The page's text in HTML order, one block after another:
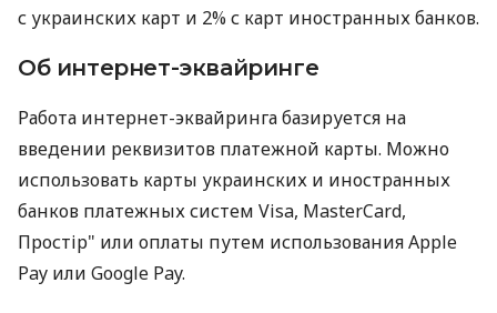
с украинских карт и 2% с карт иностранных банков.
Об интернет-эквайринге
Работа интернет-эквайринга базируется на
введении реквизитов платежной карты. Можно
использовать карты украинских и иностранных
банков платежных систем Visa, MasterCard,
Простір" или оплаты путем использования Apple
Pay или Google Pay.